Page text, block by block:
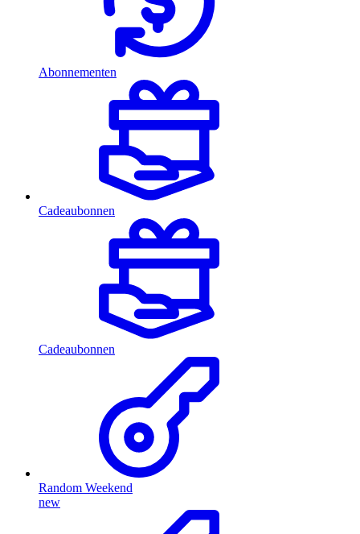
Abonnementen
Cadeaubonnen
Cadeaubonnen
Random Weekend
new